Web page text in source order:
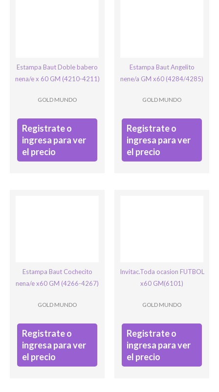
Estampa Baut Doble babero
nena/e x 60 GM (4210-4211)
GOLD MUNDO
Registrate o
ingresa para ver
el precio
Estampa Baut Angelito
nene/a GM x60 (4284/4285)
GOLD MUNDO
Registrate o
ingresa para ver
el precio
Estampa Baut Cochecito
nena/e x60 GM (4266-4267)
GOLD MUNDO
Registrate o
ingresa para ver
el precio
Invitac.Toda ocasion FUTBOL
x60 GM(6101)
GOLD MUNDO
Registrate o
ingresa para ver
el precio